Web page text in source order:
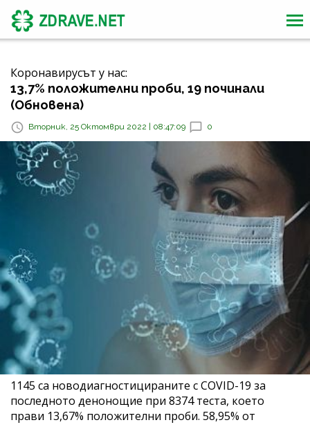
Коронавирусът у нас:
13,7% положителни проби, 19 починали
(Обновена)
Вторник, 25 Октомври 2022 | 08:47:09 0
1145 са новодиагностицираните с COVID-19 за
последното денонощие при 8374 теста, което
прави 13,67% положителни проби. 58,95% от